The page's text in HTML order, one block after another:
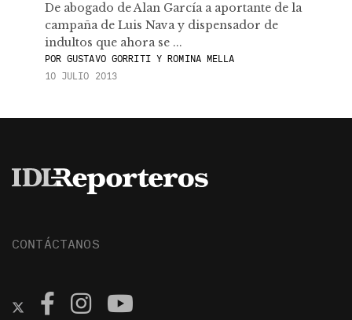
De abogado de Alan García a aportante de la
campaña de Luis Nava y dispensador de
indultos que ahora se ...
PORGUSTAVO GORRITI Y ROMINA MELLA
10 JULIO 2013
CONTÁCTANOS